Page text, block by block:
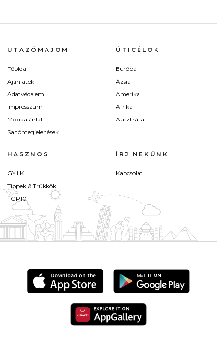
UTAZÓMAJOM
Főoldal
Ajánlatok
Adatvédelem
Impresszum
Médiaajánlat
Sajtómegjelenések
ÚTICÉLOK
Európa
Ázsia
Amerika
Afrika
Ausztrália
HASZNOS
GY.I.K.
Tippek & Trükkök
TOP10
ÍRJ NEKÜNK
Kapcsolat